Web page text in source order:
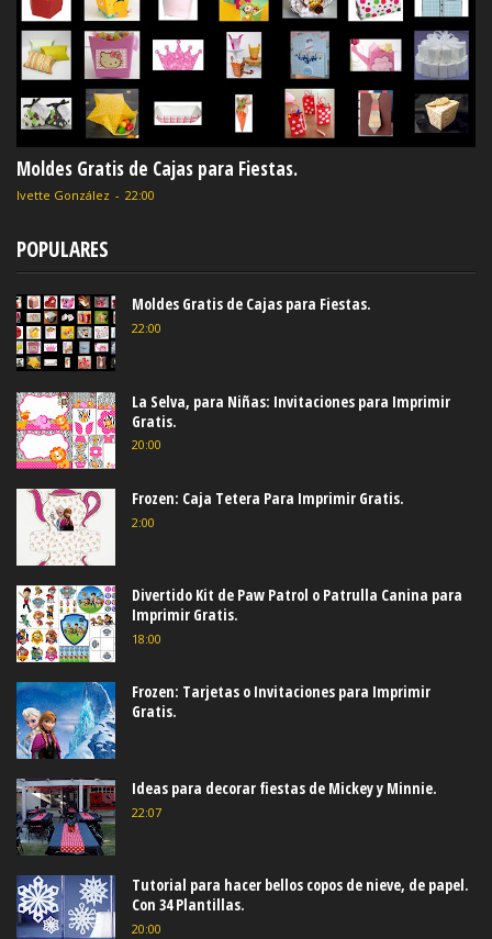
Moldes Gratis de Cajas para Fiestas.
Ivette González - 22:00
POPULARES
Moldes Gratis de Cajas para Fiestas.
22:00
La Selva, para Niñas: Invitaciones para Imprimir
Gratis.
20:00
Frozen: Caja Tetera Para Imprimir Gratis.
2:00
Divertido Kit de Paw Patrol o Patrulla Canina para
Imprimir Gratis.
18:00
Frozen: Tarjetas o Invitaciones para Imprimir
Gratis.
Ideas para decorar fiestas de Mickey y Minnie.
22:07
Tutorial para hacer bellos copos de nieve, de papel.
Con 34 Plantillas.
20:00